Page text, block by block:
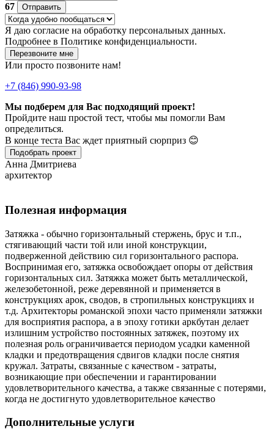
67
Отправить
Я даю согласие на обработку персональных данных.
Подробнее в Политике конфиденциальности.
Перезвоните мне
Или просто позвоните нам!
+7 (846) 990-93-98
Мы подберем для Вас подходящий проект!
Пройдите наш простой тест, чтобы мы помогли Вам
определиться.
В конце теста Вас ждет приятный сюрприз 😊
Подобрать проект
Анна Дмитриева
архитектор
Полезная информация
Затяжка - обычно горизонтальный стержень, брус и т.п.,
стягивающий части той или иной конструкции,
подверженной действию сил горизонтального распора.
Воспринимая его, затяжка освобождает опоры от действия
горизонтальных сил. Затяжка может быть металлической,
железобетонной, реже деревянной и применяется в
конструкциях арок, сводов, в стропильных конструкциях и
т.д. Архитекторы романской эпохи часто применяли затяжки
для восприятия распора, а в эпоху готики аркбутан делает
излишним устройство постоянных затяжек, поэтому их
полезная роль ограничивается периодом усадки каменной
кладки и предотвращения сдвигов кладки после снятия
кружал. Затраты, связанные с качеством - затраты,
возникающие при обеспечении и гарантировании
удовлетворительного качества, а также связанные с потерями,
когда не достигнуто удовлетворительное качество
Дополнительные услуги